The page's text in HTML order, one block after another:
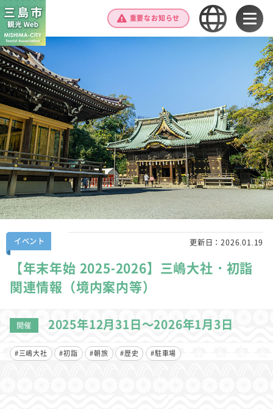
重要なお知らせ
イベント 更新日：2026.01.19
【年末年始 2025-2026】三嶋大社・初詣
関連情報（境内案内等）
開催 2025年12月31日～2026年1月3日
#三嶋大社 #初詣 #朝旅 #歴史 #駐車場